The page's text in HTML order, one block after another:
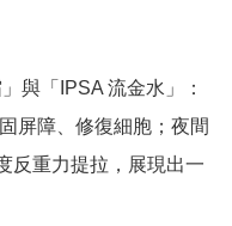
與「IPSA 流金水」：
屏障、修復細胞；夜間
反重力提拉，展現出一